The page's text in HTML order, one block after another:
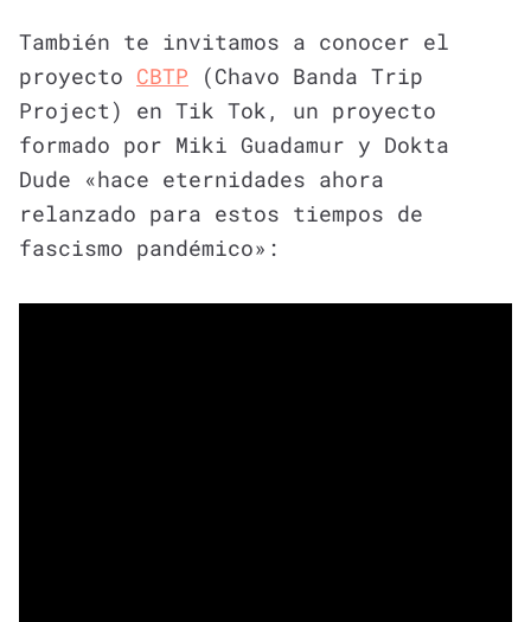
También te invitamos a conocer el
proyecto CBTP (Chavo Banda Trip
Project) en Tik Tok, un proyecto
formado por Miki Guadamur y Dokta
Dude «hace eternidades ahora
relanzado para estos tiempos de
fascismo pandémico»: